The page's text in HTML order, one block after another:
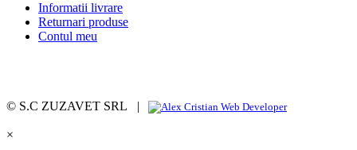
Informatii livrare
Returnari produse
Contul meu
© S.C ZUZAVET SRL |
×